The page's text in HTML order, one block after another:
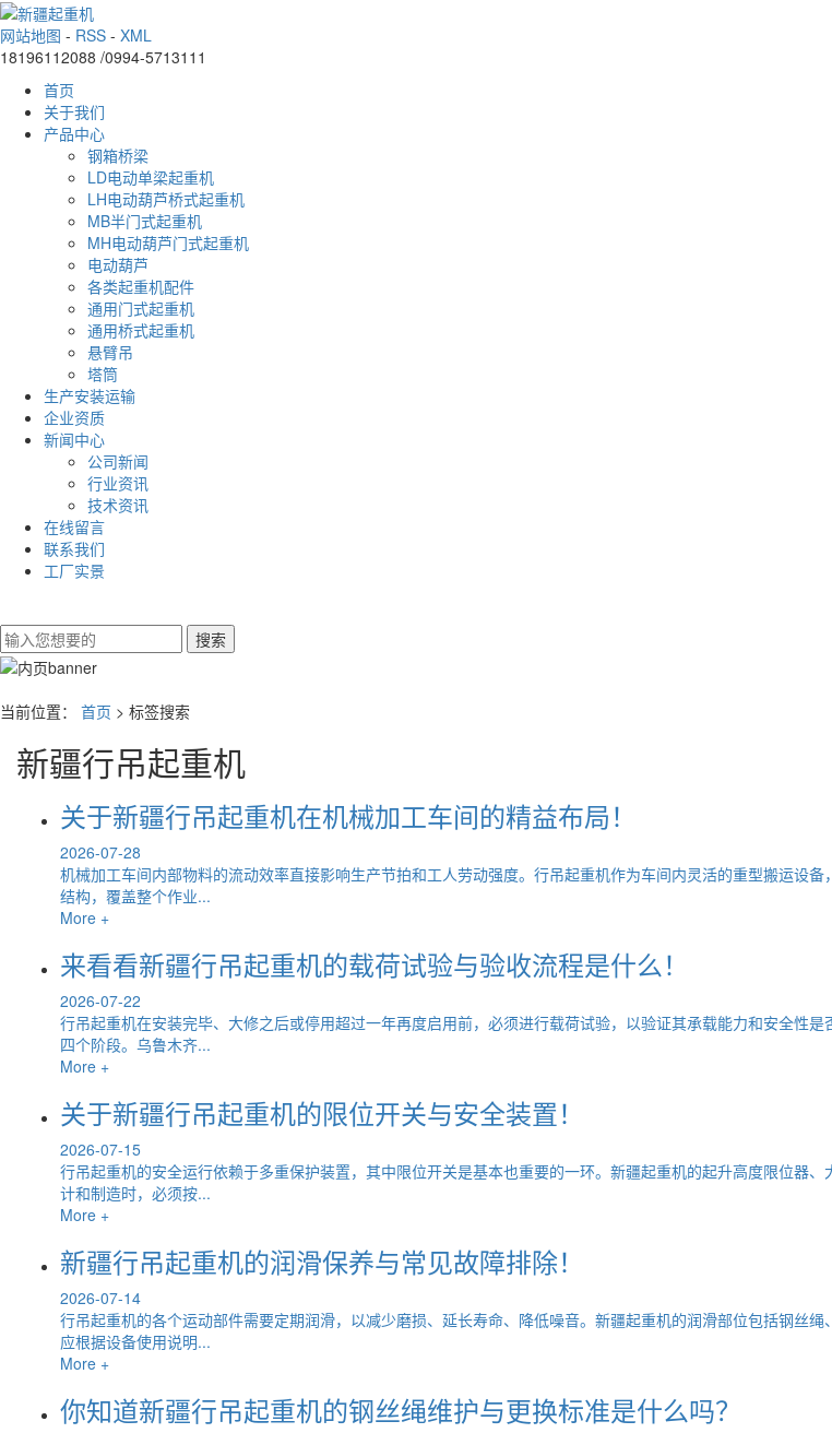
网站地图 - RSS - XML
18196112088 /0994-5713111
首页
关于我们
产品中心
钢箱桥梁
LD电动单梁起重机
LH电动葫芦桥式起重机
MB半门式起重机
MH电动葫芦门式起重机
电动葫芦
各类起重机配件
通用门式起重机
通用桥式起重机
悬臂吊
塔筒
生产安装运输
企业资质
新闻中心
公司新闻
行业资讯
技术资讯
在线留言
联系我们
工厂实景
当前位置： 首页 > 标签搜索
新疆行吊起重机
关于新疆行吊起重机在机械加工车间的精益布局！
2026-07-28
机械加工车间内部物料的流动效率直接影响生产节拍和工人劳动强度。行吊起重机作为车间内灵活的重型搬运设
结构，覆盖整个作业...
More +
来看看新疆行吊起重机的载荷试验与验收流程是什么！
2026-07-22
行吊起重机在安装完毕、大修之后或停用超过一年再度启用前，必须进行载荷试验，以验证其承载能力和安全性
四个阶段。乌鲁木齐...
More +
关于新疆行吊起重机的限位开关与安全装置！
2026-07-15
行吊起重机的安全运行依赖于多重保护装置，其中限位开关是基本也重要的一环。新疆起重机的起升高度限位器
计和制造时，必须按...
More +
新疆行吊起重机的润滑保养与常见故障排除！
2026-07-14
行吊起重机的各个运动部件需要定期润滑，以减少磨损、延长寿命、降低噪音。新疆起重机的润滑部位包括钢丝
应根据设备使用说明...
More +
你知道新疆行吊起重机的钢丝绳维护与更换标准是什么吗？